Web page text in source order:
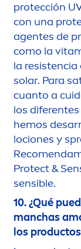
protección
con una
agentes de
como la
la resistencia
solar. Para
cuanto a
los
hemos
lociones y
Recomen
Protect&
sensible.
10. ¿Qué
manchas
los